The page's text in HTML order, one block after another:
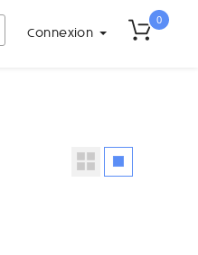
Connexion
0